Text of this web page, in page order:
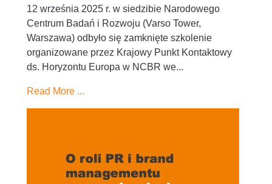
12 września 2025 r. w siedzibie Narodowego
Centrum Badań i Rozwoju (Varso Tower,
Warszawa) odbyło się zamknięte szkolenie
organizowane przez Krajowy Punkt Kontaktowy
ds. Horyzontu Europa w NCBR we...
Read More ...